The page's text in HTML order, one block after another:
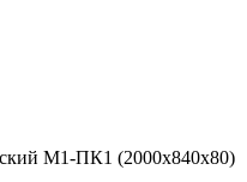
М1-ПК1 (2000x840x80)